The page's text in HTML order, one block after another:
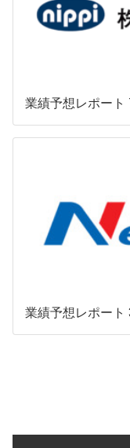
業績予想レポート
業績予想レポート